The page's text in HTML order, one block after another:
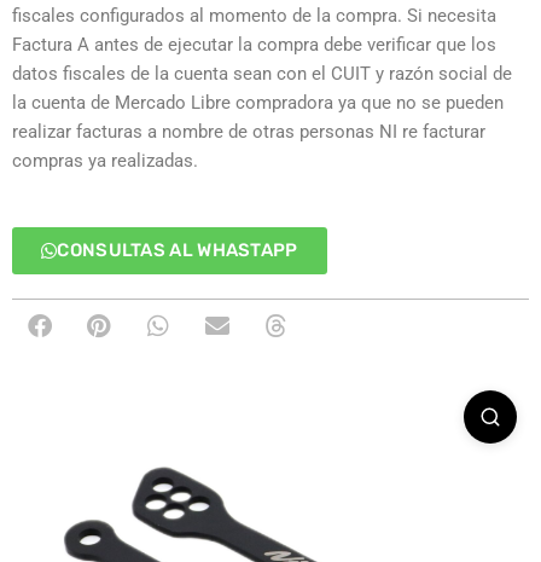
fiscales configurados al momento de la compra. Si necesita
Factura A antes de ejecutar la compra debe verificar que los
datos fiscales de la cuenta sean con el CUIT y razón social de
la cuenta de Mercado Libre compradora ya que no se pueden
realizar facturas a nombre de otras personas NI re facturar
compras ya realizadas.
CONSULTAS AL WHASTAPP